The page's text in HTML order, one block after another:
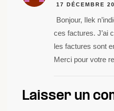
17 DÉCEMBRE
Bonjour, Ilek
ces factures. J’ai
les factures sont
Merci pour votre
Laisser un